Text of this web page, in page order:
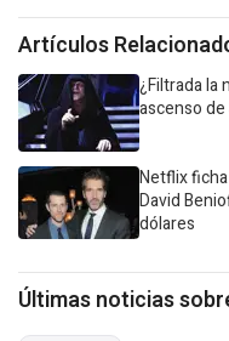
Artículos
¿Filtrada la
ascenso
Netflix
David
dólares
Últimas noticias